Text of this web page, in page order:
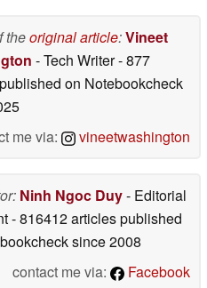
theoriginal article:Vineet
- Tech Writer- 877
on Notebookcheck
me via:
vineetwashington
Ninh Ngoc Duy- Editorial
- 816412 articles published
since 2008
contact me via:
Facebook